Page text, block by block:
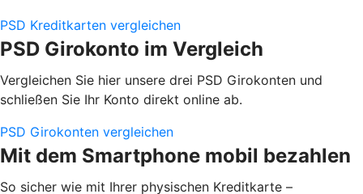
PSD Kreditkarten vergleichen
PSD Girokonto im Vergleich
Vergleichen Sie hier unsere drei PSD Girokonten und
schließen Sie Ihr Konto direkt online ab.
PSD Girokonten vergleichen
Mit dem Smartphone mobil bezahlen
So sicher wie mit Ihrer physischen Kreditkarte –